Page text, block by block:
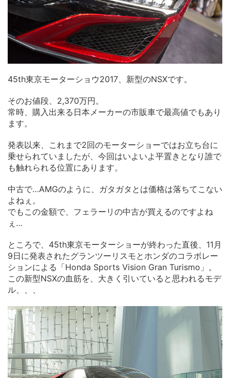
45th東京モーターショウ2017、新型のNSXです。
そのお値段、2,370万円。
常時、購入出来る日本メーカーの市販車で最高値でもあり
ます。
発表以来、これまで2回のモーターショーではお立ち台に
乗せられていましたが、今回はいよいよ平置きとなり誰で
も触れられる位置にあります。
中古で…AMGのように、ガタガタとは価格は落ちてこない
よねぇ。
でもこの金額で、フェラーリの中古が買えるのですよね
ぇ…
ところで、45th東京モーターショーが終わった直後、11月
9日に発表されたグランツーリスモとホンダのコラボレー
ションによる「Honda Sports Vision Gran Turismo」。
この新型NSXの血筋を、大きく引いていると思われるモデ
ル、、、